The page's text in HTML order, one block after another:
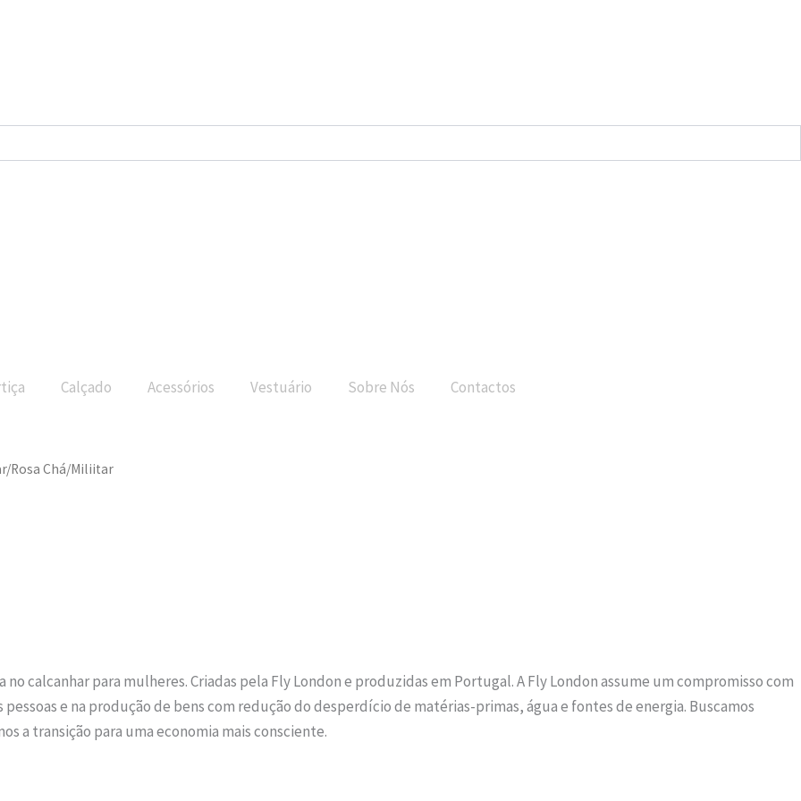
Calçado Acessórios Vestuário Sobre Nós Contactos
Rosa Chá/Miliitar
calcanhar para mulheres. Criadas pela Fly London e produzidas em Portugal. A Fly London assume um compromisso com
e na produção de bens com redução do desperdício de matérias-primas, água e fontes de energia. Buscamos
a transição para uma economia mais consciente.